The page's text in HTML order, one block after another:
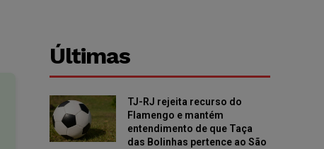
Últimas
TJ-RJ rejeita recurso do
Flamengo e mantém
entendimento de que Taça
das Bolinhas pertence ao São